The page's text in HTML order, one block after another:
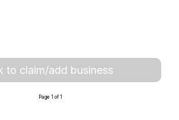
to claim/add business
Page 1 of 1